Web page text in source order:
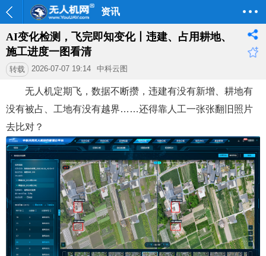
资讯
AI变化检测，飞完即知变化丨违建、占用耕地、
施工进度一图看清
转载 2026-07-07 19:14 中科云图
无人机定期飞，数据不断攒，违建有没有新增、耕地有
没有被占、工地有没有越界……还得靠人工一张张翻旧照片
去比对？